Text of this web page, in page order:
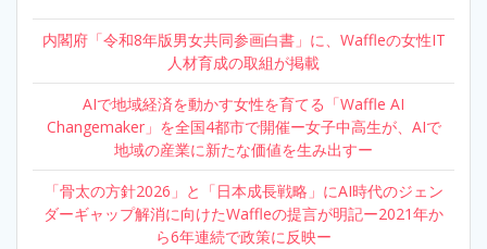
内閣府「令和8年版男女共同参画白書」に、Waffleの女性IT
人材育成の取組が掲載
AIで地域経済を動かす女性を育てる「Waffle AI
Changemaker」を全国4都市で開催ー女子中高生が、AIで
地域の産業に新たな価値を生み出すー
「骨太の方針2026」と「日本成長戦略」にAI時代のジェン
ダーギャップ解消に向けたWaffleの提言が明記ー2021年か
ら6年連続で政策に反映ー